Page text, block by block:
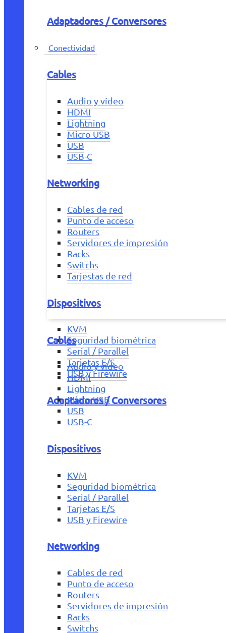
Adaptadores / Conversores
Conectividad
Cables
Audio y vídeo
HDMI
Lightning
Micro USB
USB
USB-C
Networking
Cables de red
Punto de acceso
Routers
Servidores de impresión
Racks
Switchs
Tarjestas de red
Dispositivos
KVM
Seguridad biométrica
Serial / Parallel
Tarjetas E/S
USB y Firewire
Adaptadores / Conversores
Cables
Audio y vídeo
HDMI
Lightning
Micro USB
USB
USB-C
Dispositivos
KVM
Seguridad biométrica
Serial / Parallel
Tarjetas E/S
USB y Firewire
Networking
Cables de red
Punto de acceso
Routers
Servidores de impresión
Racks
Switchs